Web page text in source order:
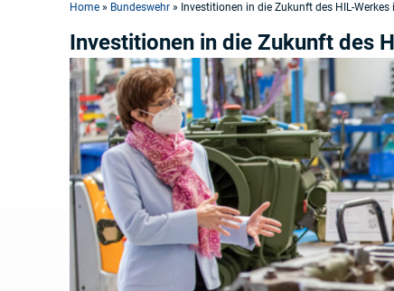
Home » Bundeswehr » Investitionen in die Zukunft des HIL-Werkes
Investitionen in die Zukunft des